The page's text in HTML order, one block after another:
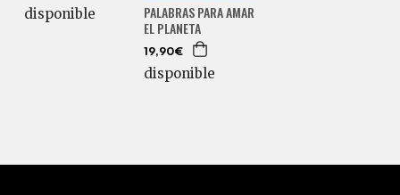
disponible
PALABRAS PARA AMAR
EL PLANETA
19,90€
disponible